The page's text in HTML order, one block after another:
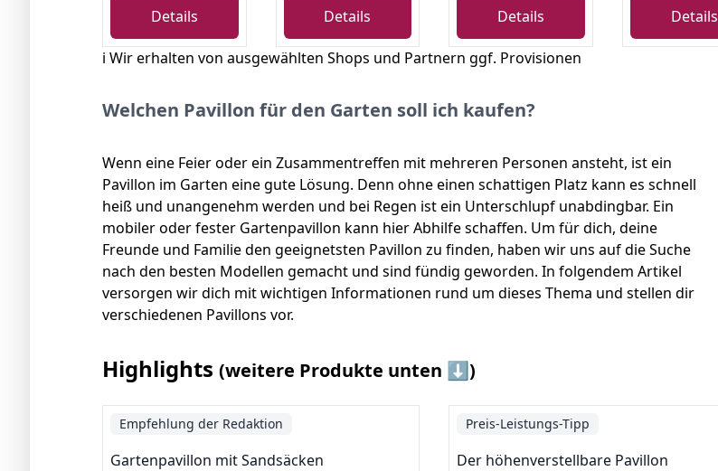
Details Details Details Details
ℹ️ Wir erhalten von ausgewählten Shops und Partnern ggf. Provisionen
Welchen Pavillon für den Garten soll ich kaufen?
Wenn eine Feier oder ein Zusammentreffen mit mehreren Personen ansteht, ist ein
Pavillon im Garten eine gute Lösung. Denn ohne einen schattigen Platz kann es schnell
heiß und unangenehm werden und bei Regen ist ein Unterschlupf unabdingbar. Ein
mobiler oder fester Gartenpavillon kann hier Abhilfe schaffen. Um für dich, deine
Freunde und Familie den geeignetsten Pavillon zu finden, haben wir uns auf die Suche
nach den besten Modellen gemacht und sind fündig geworden. In folgendem Artikel
versorgen wir dich mit wichtigen Informationen rund um dieses Thema und stellen dir
verschiedenen Pavillons vor.
Highlights (weitere Produkte unten ⬇️)
Empfehlung der Redaktion
Gartenpavillon mit Sandsäcken
Preis-Leistungs-Tipp
Der höhenverstellbare Pavillon